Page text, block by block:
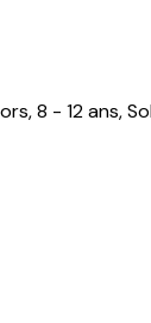
8 - 12 ans,